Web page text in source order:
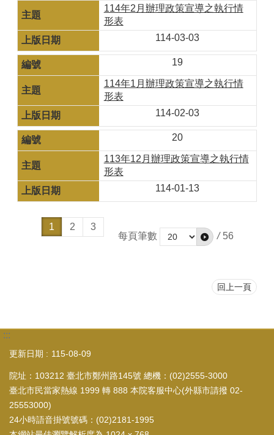
114年2月辦理政策宣導之執行情
形表
114-03-03
19
114年1月辦理政策宣導之執行情
形表
114-02-03
20
113年12月辦理政策宣導之執行情
形表
114-01-13
1 2
3
每頁筆數
/ 56
回上一頁
:::
更新日期 115-08-09
院址：103212 臺北市鄭州路145號 總機：(02)2555-3000
臺北市民當家熱線 1999 轉 888 本院客服中心(外縣市請撥 02-
25553000)
24小時語音掛號號碼：(02)2181-1995